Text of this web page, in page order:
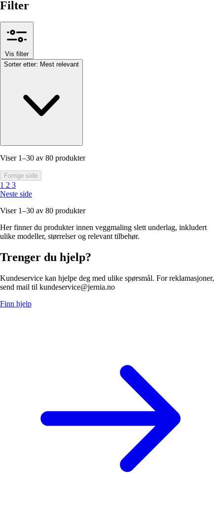
Filter
Vis filter
Sorter etter: Mest relevant
Viser 1–30 av 80 produkter
Forrige side
1 2 3
Neste side
Viser 1–30 av 80 produkter
Her finner du produkter innen veggmaling slett underlag, inkludert
ulike modeller, størrelser og relevant tilbehør.
Trenger du hjelp?
Kundeservice kan hjelpe deg med ulike spørsmål. For reklamasjoner,
send mail til kundeservice@jernia.no
Finn hjelp